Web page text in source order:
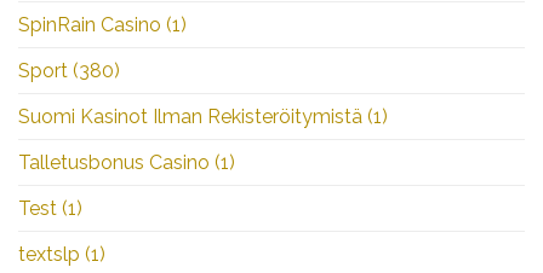
SpinRain Casino (1)
Sport (380)
Suomi Kasinot Ilman Rekisteröitymistä (1)
Talletusbonus Casino (1)
Test (1)
textslp (1)